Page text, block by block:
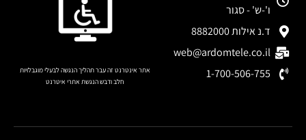
ו'-ש' - סגור
ד.נ אילות 8882000
web@ardomtele.co.il
1-700-506-755
אתר אינטרנט זה עבר תהליך הנגשה לבעלי מוגבלויות
חלב ודבש הנגשת אתרי איטרנט